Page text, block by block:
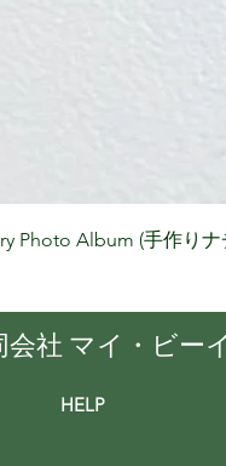
Photo Album (手作り
会社 マイ・ビー
HELP